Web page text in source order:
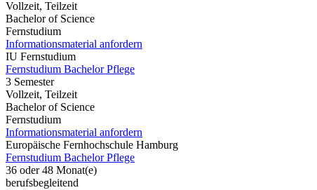
Vollzeit, Teilzeit
Bachelor of Science
Fernstudium
Informationsmaterial anfordern
IU Fernstudium
Fernstudium Bachelor Pflege
3 Semester
Vollzeit, Teilzeit
Bachelor of Science
Fernstudium
Informationsmaterial anfordern
Europäische Fernhochschule Hamburg
Fernstudium Bachelor Pflege
36 oder 48 Monat(e)
berufsbegleitend